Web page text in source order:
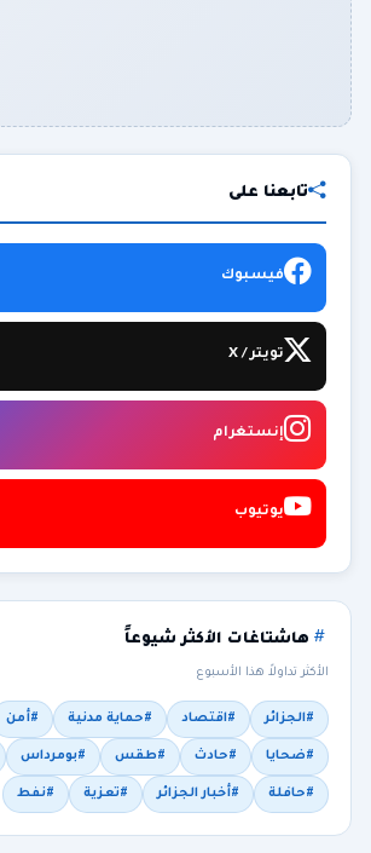
تابعنا على
فيسبوك
تويتر / X
إنستغرام
يوتيوب
هاشتاغات الأكثر شيوعاً
الأكثر تداولاً هذا الأسبوع
#الجزائر #اقتصاد #حماية مدنية #أمن
#ضحايا #حادث #طقس #بومرداس
#حافلة #أخبار الجزائر #تعزية #نفط